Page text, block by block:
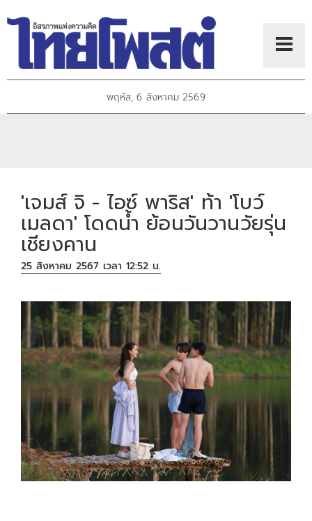
พฤหัส, 6 สิงหาคม 2569
'เจมส์ จิ - ไอซ์ พาริส' ท้า 'โบว์
เมลดา' โดดน้ำ ย้อนวันวานวัยรุ่น
เชียงคาน
25 สิงหาคม 2567 เวลา 12:52 น.